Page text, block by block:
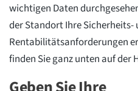
wichtigen Daten
der Standort Ihre Sicherheits-
Rentabilitätsanforderungen
finden Sie ganz unten auf der